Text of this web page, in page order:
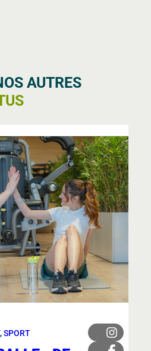
AUTRES
, SPORT